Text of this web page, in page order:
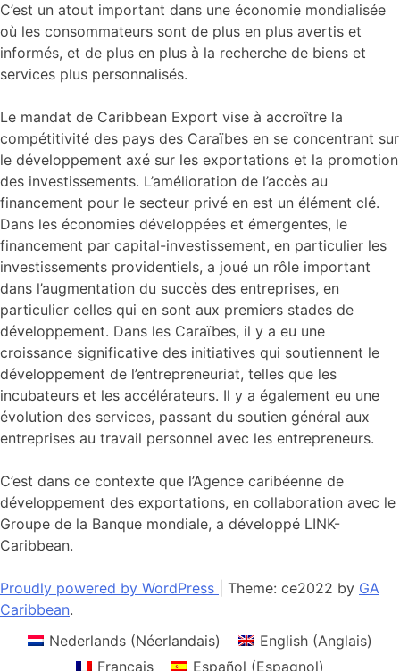
C’est un atout important dans une économie mondialisée
où les consommateurs sont de plus en plus avertis et
informés, et de plus en plus à la recherche de biens et
services plus personnalisés.
Le mandat de Caribbean Export vise à accroître la
compétitivité des pays des Caraïbes en se concentrant sur
le développement axé sur les exportations et la promotion
des investissements. L’amélioration de l’accès au
financement pour le secteur privé en est un élément clé.
Dans les économies développées et émergentes, le
financement par capital-investissement, en particulier les
investissements providentiels, a joué un rôle important
dans l’augmentation du succès des entreprises, en
particulier celles qui en sont aux premiers stades de
développement. Dans les Caraïbes, il y a eu une
croissance significative des initiatives qui soutiennent le
développement de l’entrepreneuriat, telles que les
incubateurs et les accélérateurs. Il y a également eu une
évolution des services, passant du soutien général aux
entreprises au travail personnel avec les entrepreneurs.
C’est dans ce contexte que l’Agence caribéenne de
développement des exportations, en collaboration avec le
Groupe de la Banque mondiale, a développé LINK-
Caribbean.
Proudly powered by WordPress Theme: ce2022 by GA
Caribbean.
Nederlands (Néerlandais) English (Anglais)
Français
Español (Espagnol)